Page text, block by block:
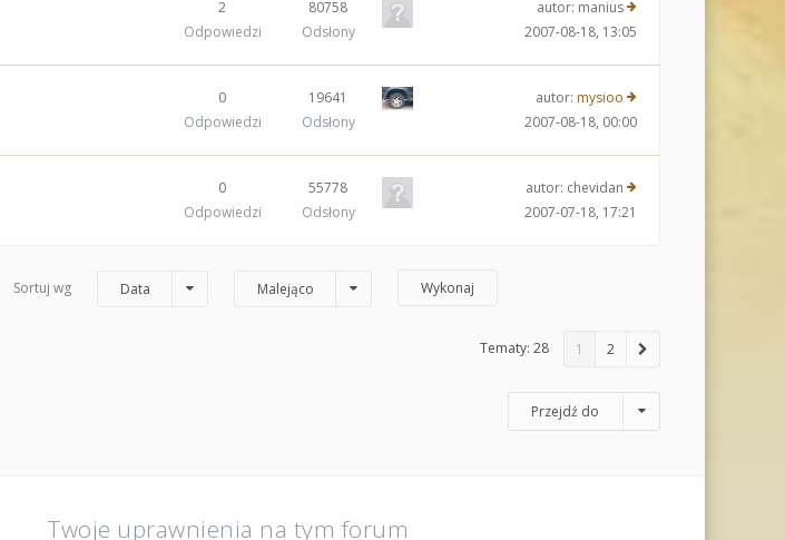
2
Odpowiedzi
80758
Odsłony
autor: manius
2007-08-18, 13:05
0
Odpowiedzi
19641
Odsłony
autor: mysioo
2007-08-18, 00:00
0
Odpowiedzi
55778
Odsłony
autor: chevidan
2007-07-18, 17:21
Sortuj wg Data Malejąco
Tematy: 28 1 2
Przejdź do
Twoje uprawnienia na tym forum